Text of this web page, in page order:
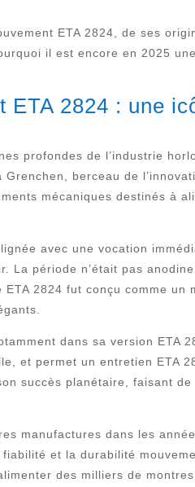
ETA 2824, de ses
il est encore en 2025
2824 : une
profondes de l’industrie
berceau de
mécaniques destinés à
avec une vocation
période n’était pas
2824 fut conçu comme
dans sa version ETA
et permet un entretien ETA
succès planétaire, faisant
manufactures dans les
et la durabilité
des milliers de